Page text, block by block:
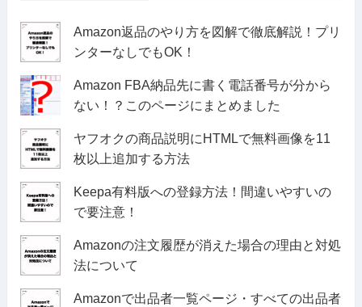
Amazon返品のやり方を図解で徹底解説！プリ
ンターなしでもOK！
Amazon FBA納品先に書く電話番号が分から
ない！？このページにまとめました
ヤフオクの商品説明にHTMLで無料画像を11
枚以上追加する方法
Keepa有料版への登録方法！間違いやすいの
で要注意！
Amazonの注文履歴が消えた場合の理由と対処
法について
Amazonで出品者一覧ページ・すべての出品者